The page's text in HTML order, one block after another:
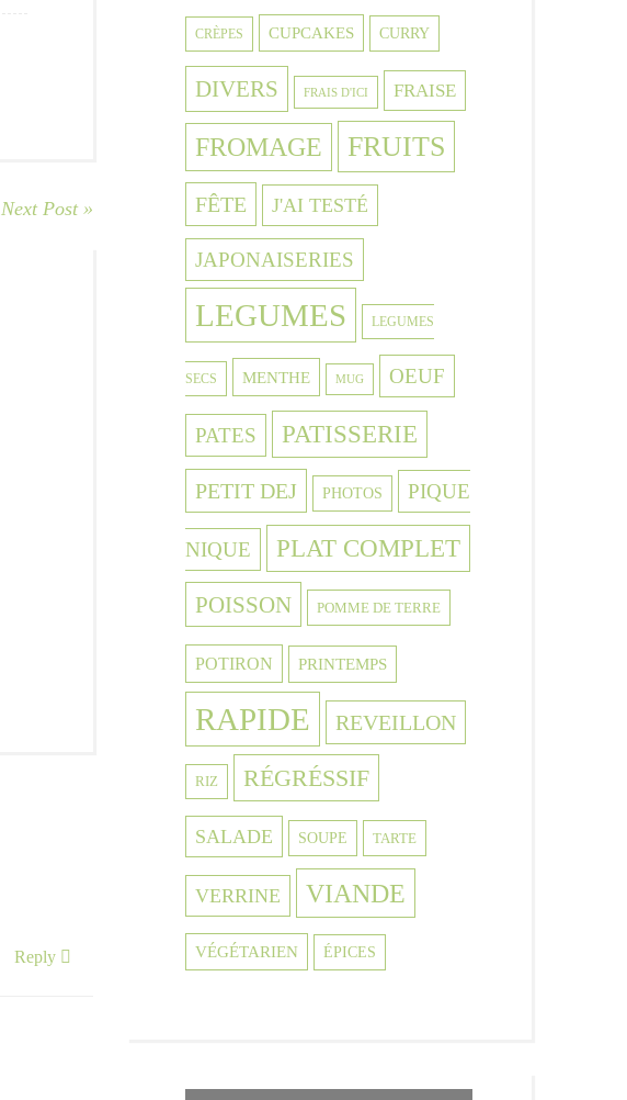
Next Post »
Reply
CRÈPES CUPCAKES CURRY
DIVERS FRAIS D'ICI FRAISE
FROMAGE FRUITS
FÊTE J'AI TESTÉ
JAPONAISERIES
LEGUMES LEGUMES
SECS MENTHE MUG OEUF
PATES PATISSERIE
PETIT DEJ PHOTOS PIQUE
NIQUE PLAT COMPLET
POISSON POMME DE TERRE
POTIRON PRINTEMPS
RAPIDE REVEILLON
RIZ RÉGRÉSSIF
SALADE SOUPE TARTE
VERRINE VIANDE
VÉGÉTARIEN ÉPICES